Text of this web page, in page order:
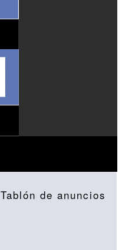
Tablón de anuncios